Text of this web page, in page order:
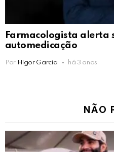
Farmacologista alerta
automedicação
Por Higor Garcia há 3 anos
NÃO